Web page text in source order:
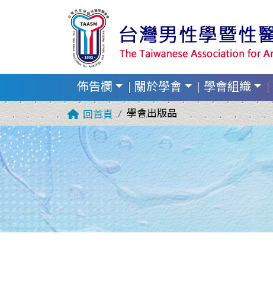
佈告欄 關於學會 學會組織
回首頁 學會出版品